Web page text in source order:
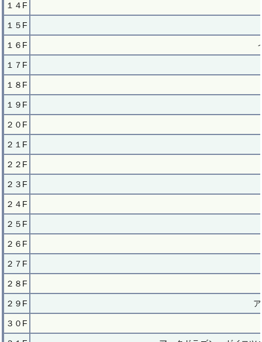
１４F
１５F
１６F
１７F
１８F
１９F
２０F
２１F
２２F
２３F
２４F
２５F
２６F
２７F
２８F
２９F
３０F